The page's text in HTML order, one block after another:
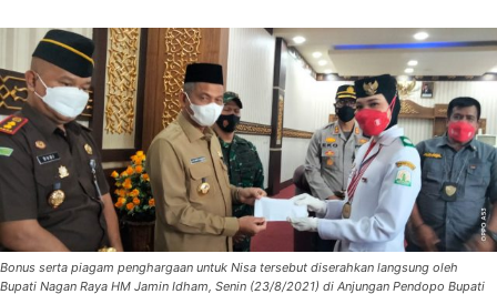
Bonus serta piagam penghargaan untuk Nisa tersebut diserahkan langsung oleh
Bupati Nagan Raya HM Jamin Idham, Senin (23/8/2021) di Anjungan Pendopo Bupati